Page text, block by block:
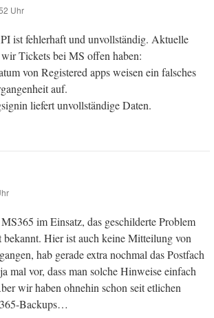
Uhr
ist fehlerhaft und unvollständig. Aktuelle
Tickets bei MS offen haben:
von Registered apps weisen ein falsches
auf.
liefert unvollständige Daten.
im Einsatz, das geschilderte Problem
Hier ist auch keine Mitteilung von
hab gerade extra nochmal das Postfach
mal vor, dass man solche Hinweise einfach
wir haben ohnehin schon seit etlichen
Backups…